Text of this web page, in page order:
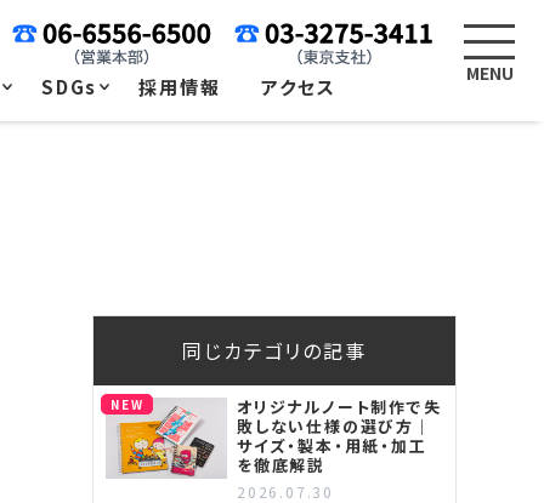
SDGs 採用情報 アクセス
同じカテゴリの記事
NEW
オリジナルノート制作で失
敗しない仕様の選び方｜
サイズ・製本・用紙・加工
を徹底解説
2026.07.30